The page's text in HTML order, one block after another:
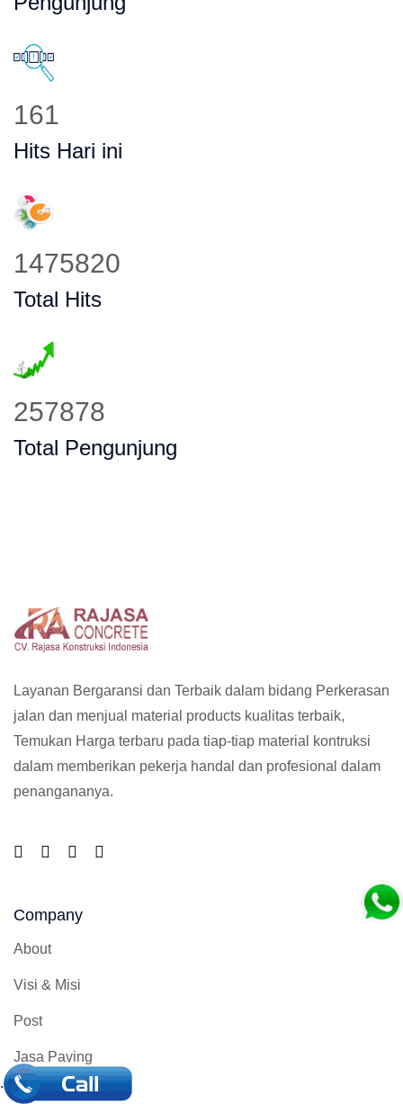
219
Hits Hari ini
2008755
Total Hits
356479
Total Pengunjung
Layanan Bergaransi dan Terbaik dalam bidang Perkerasan
jalan dan menjual material products kualitas terbaik,
Temukan Harga terbaru pada tiap-tiap material kontruksi
dalam memberikan pekerja handal dan profesional dalam
penangananya.
Company
About
Visi & Misi
Post
Jasa Paving
Contact
.